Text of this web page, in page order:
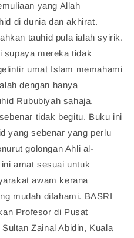
yang Allah
di dunia dan akhirat.
tauhid pula ialah syirik.
supaya mereka tidak
umat Islam memahami
dengan hanya
Rububiyah sahaja.
tidak begitu. Buku ini
yang sebenar yang perlu
golongan Ahli al-
amat sesuai untuk
awam kerana
mudah difahami. BASRI
Profesor di Pusat
Zainal Abidin, Kuala